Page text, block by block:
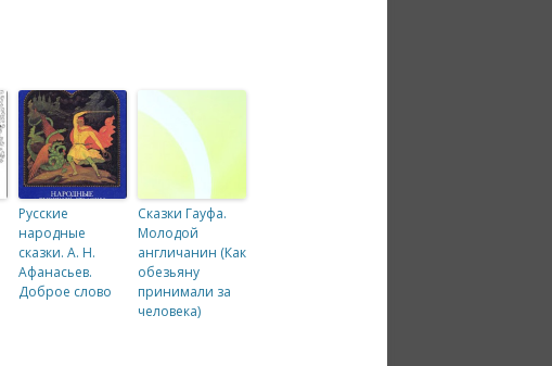
Русские
народные
сказки. А. Н.
Афанасьев.
Доброе слово
Сказки Гауфа.
Молодой
англичанин (Как
обезьяну
принимали за
человека)